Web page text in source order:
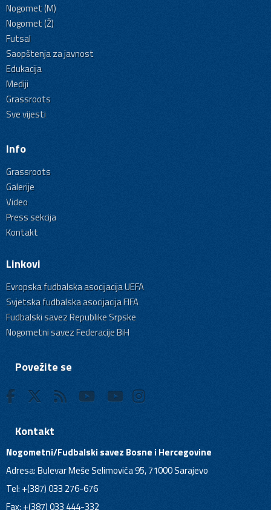
Nogomet (M)
Nogomet (Ž)
Futsal
Saopštenja za javnost
Edukacija
Mediji
Grassroots
Sve vijesti
Info
Grassroots
Galerije
Video
Press sekcija
Kontakt
Linkovi
Evropska fudbalska asocijacija UEFA
Svjetska fudbalska asocijacija FIFA
Fudbalski savez Republike Srpske
Nogometni savez Federacije BiH
Povežite se
Kontakt
Nogometni/Fudbalski savez Bosne i Hercegovine
Adresa: Bulevar Meše Selimovića 95, 71000 Sarajevo
Tel: +(387) 033 276-676
Fax: +(387) 033 444-332